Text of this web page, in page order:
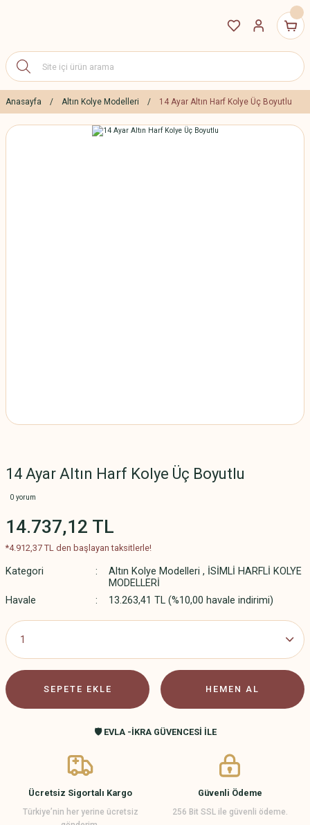
Anasayfa Altın Kolye Modelleri 14 Ayar Altın Harf Kolye Üç Boyutlu
14 Ayar Altın Harf Kolye Üç Boyutlu
0 yorum
14.737,12 TL
*4.912,37 TL den başlayan taksitlerle!
Kategori Altın Kolye Modelleri , İSİMLİ HARFLİ KOLYE
MODELLERİ
Havale
13.263,41 TL (%10,00 havale indirimi)
SEPETE EKLE HEMEN AL
🛡️ EVLA -İKRA GÜVENCESİ İLE
Ücretsiz Sigortalı Kargo
Türkiye’nin her yerine ücretsiz
Güvenli Ödeme
256 Bit SSL ile güvenli ödeme.